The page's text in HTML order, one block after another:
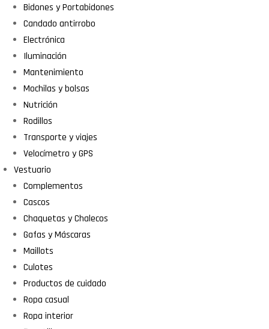
Bidones y Portabidones
Candado antirrobo
Electrónica
Iluminación
Mantenimiento
Mochilas y bolsas
Nutrición
Rodillos
Transporte y viajes
Velocímetro y GPS
Vestuario
Complementos
Cascos
Chaquetas y Chalecos
Gafas y Máscaras
Maillots
Culotes
Productos de cuidado
Ropa casual
Ropa interior